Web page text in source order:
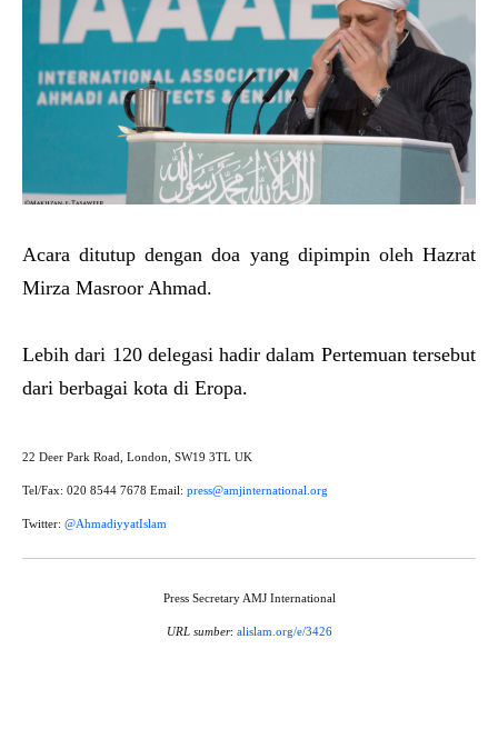
Acara ditutup dengan doa yang dipimpin oleh Hazrat
Mirza Masroor Ahmad.
Lebih dari 120 delegasi hadir dalam Pertemuan tersebut
dari berbagai kota di Eropa.
22 Deer Park Road, London, SW19 3TL UK
Tel/Fax: 020 8544 7678 Email: press@amjinternational.org
Twitter: @AhmadiyyatIslam
Press Secretary AMJ International
URL sumber: alislam.org/e/3426